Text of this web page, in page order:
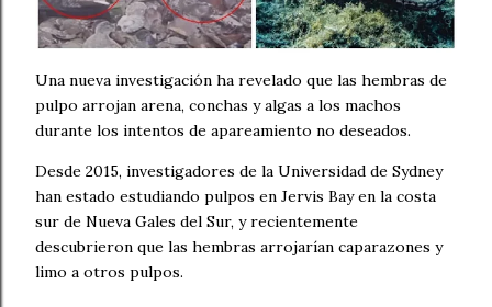
Una nueva investigación ha revelado que las hembras de
pulpo arrojan arena, conchas y algas a los machos
durante los intentos de apareamiento no deseados.
Desde 2015, investigadores de la Universidad de Sydney
han estado estudiando pulpos en Jervis Bay en la costa
sur de Nueva Gales del Sur, y recientemente
descubrieron que las hembras arrojarían caparazones y
limo a otros pulpos.